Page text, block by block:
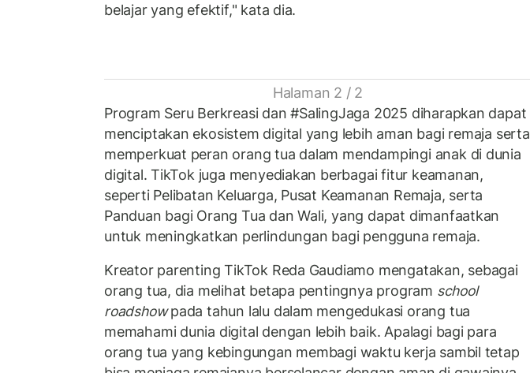
belajar yang efektif," kata dia.
Halaman 2 / 2
Program Seru Berkreasi dan #SalingJaga 2025 diharapkan dapat
menciptakan ekosistem digital yang lebih aman bagi remaja serta
memperkuat peran orang tua dalam mendampingi anak di dunia
digital. TikTok juga menyediakan berbagai fitur keamanan,
seperti Pelibatan Keluarga, Pusat Keamanan Remaja, serta
Panduan bagi Orang Tua dan Wali, yang dapat dimanfaatkan
untuk meningkatkan perlindungan bagi pengguna remaja.
Kreator parenting TikTok Reda Gaudiamo mengatakan, sebagai
orang tua, dia melihat betapa pentingnya program school
roadshowpada tahun lalu dalam mengedukasi orang tua
memahami dunia digital dengan lebih baik. Apalagi bagi para
orang tua yang kebingungan membagi waktu kerja sambil tetap